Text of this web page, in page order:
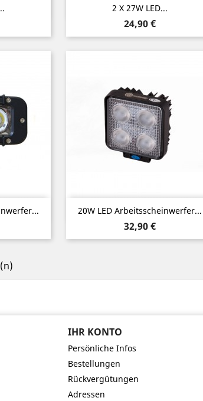
2 X 27W LED...
Preis
24,90 €
 Vorschau
20W LED Arbeitsscheinwerfer...
Preis
32,90 €
Vorschau
IHR KONTO
Persönliche Infos
Bestellungen
Rückvergütungen
Adressen